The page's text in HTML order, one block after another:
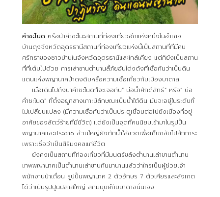
คำชะโนด หรือป่าคำชะโนะสถานที่ท่องเที่ยวอีกแห่งหนึ่งในอำเภอ
บ้านดุงจังหวัดอุดรธานีสถานที่ท่องเที่ยวแห่งนี้เป็นสถานที่ที่มีคน
ศรัทธาของชาวบ้านในจังหวัดอุดรธานีและใกล้เคียง แต่ก็ยังเป็นสถาน
ที่ที่เต็มไปด้วย การเล่าขานตำนานลี้ภัยอันโด่งดังที่เชื่อกันว่าเป็นดิน
แดนแห่งพญานาคป่าดงดิบหรือความเชื่อเกี่ยวกับเมืองบาดาล
เมื่อเดินไปถึงป่าคำชะโนดก็จะเจอกับ“ บ่อน้ำศักดิ์สิทธิ์” หรือ“ บ่อ
คำชะโนด” ที่ตั้งอยู่กลางเกาะมีลักษณะเป็นน้ำใต้ดิน มันจะอยู่ในระดับที่
ไม่เปลี่ยนแปลง (มีความเชื่อกันว่าเป็นประตูเชื่อมต่อไปยังเมืองที่อยู่
อาศัยของสัตว์ร้ายที่มีชีวิต) แต่ยังเป็นจุดที่คนนิยมเข้ามาในรูปปั้น
พญานาคและประชาช ส่วนใหญ่ยังตักน้ำใส่ขวดเพื่อเก็บกลับไปสักการะ
เพราะเชื่อว่าเป็นสิริมงคลแก่ชีวิต
ยังคงเป็นสถานที่ท่องเที่ยวที่มีมนตร์ขลังตำนานเล่าขานตำนาน
เทพพญานาคเป็นตำนานเล่าขานกันมานานแล้วว่าใครเป็นผู้ช่วยเจ้า
พนักงานป่าเถื่อน รูปปั้นพญานาค 2 ตัวอักษร 7 ตัวเศียรและสังเกต
ได้ว่าเป็นรูปปูนปลาสใหญ่ ลกมนุษย์กับบาดาลนั่นเอง